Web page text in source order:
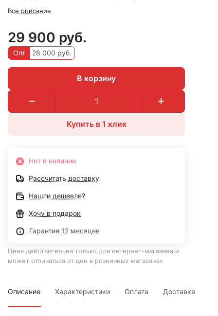
Все описание
29 900 руб.
Опт 28 000 руб.
В корзину
Купить в 1 клик
Нет в наличии
Рассчитать доставку
Нашли дешевле?
Хочу в подарок
Гарантия 12 месяцев
Цена действительна только для интернет-магазина и
может отличаться от цен в розничных магазинах
Описание Характеристики Оплата Доставка